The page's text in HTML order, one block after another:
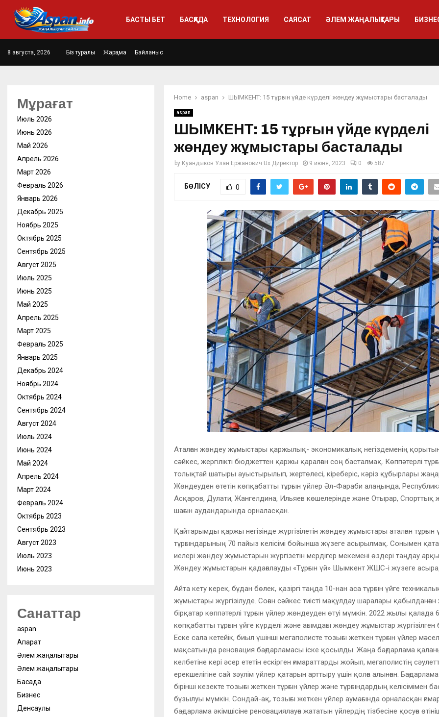
БАСТЫ БЕТ БАСҚАДА ТЕХНОЛОГИЯ САЯСАТ ӘЛЕМ ЖАҢАЛЫҚТАРЫ
8 августа, 2026 Біз туралы Жарңама Байланыс
Home aspan ШЫМКЕНТ: 15 тұрғын үйде күрделі жөндеу жұмыстары басталады
aspan
ШЫМКЕНТ: 15 тұрғын үйде күрделі
жөндеу жұмыстары басталады
by Куандыков Улан Ержанович Ux Директор 9 июня, 2023 0 587
БӨЛІСУ 0
Аталған жөндеу жұмыстары қаржылық- экономикалық негіздеменің
сәйкес, жергілікті бюджеттен қаржы қаралған соң басталмақ. Көппәтерлі
толықтай шатыры ауыстырылып, жертөлесі, кіреберіс, кәріз құбырлары
Жөндеуден өтетін көпқабатты тұрғын үйлер Әл-Фараби алаңында,
Асқаров, Дулати, Жангелдина, Ильяев көшелерінде және Отырар, Спорттық
шағын аудандарында орналасқан.
Қайтарымды қаржы негізінде жүргізілетін жөндеу жұмыстары аталған тұрғын
тұрғындарының 70 пайыз келісімі бойынша жүзеге асырылмақ. Сонымен
иелері жөндеу жұмыстарын жүргізетін мердігер мекемені өздері таңдау
Жөндеу жұмыстарын қадағалауды «Тұрғын үй» Шымкент ЖШС-і жүзеге
Айта кету керек, бұдан бөлек, қазіргі таңда 10-нан аса тұрғын үйге
жұмыстары жүргізілуде. Соған сәйкес тиісті мақұлдау шаралары қабылданған
бірқатар көппәтерлі тұрғын үйлер жөндеуден өтуі мүмкін. 2022 жылы қалада
көпқабатты тұрғын үйге күрделі және ағымдағы жөндеу жұмыстар жүргізілген
Еске сала кетейік, биыл үшінші мегаполисте тозығы жеткен тұрғын үйлер
мақсатында реновация бағдарламасы іске қосылды. Жаңа бағдарлама
келбетіне кері әсер ететін ескірген ғимараттарды жойып, мегаполистің
ерекшелігіне сай зәулім үйлер қатарын арттыру үшін қолға алынған.
бірінші кезекте тозығы жеткен тұрғын үйлер және тұрғындардың келісімімен
бұзылуы мүмкін. Сондай-ақ, тозығы жеткен үйлер аумағында орналасқан
бағдарлама әкімшісіне реновациялауға жататын үйлердің тізбесіне қосуға
Мұрағат
Июль 2026
Июнь 2026
Май 2026
Апрель 2026
Март 2026
Февраль 2026
Январь 2026
Декабрь 2025
Ноябрь 2025
Октябрь 2025
Сентябрь 2025
Август 2025
Июль 2025
Июнь 2025
Май 2025
Апрель 2025
Март 2025
Февраль 2025
Январь 2025
Декабрь 2024
Ноябрь 2024
Октябрь 2024
Сентябрь 2024
Август 2024
Июль 2024
Июнь 2024
Май 2024
Апрель 2024
Март 2024
Февраль 2024
Октябрь 2023
Сентябрь 2023
Август 2023
Июль 2023
Июнь 2023
Санаттар
aspan
Ақпарат
Әлем жаңалықтары
Әлем жаңалықтары
Басқада
Бизнес
Денсаулық